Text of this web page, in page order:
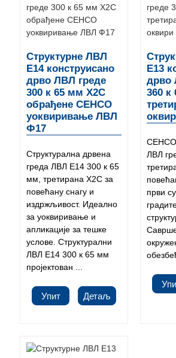
Структурне ЛВЛ
Е14 конструисано
дрво ЛВЛ греде
300 к 65 мм Х2С
обрађене СЕНСО
уоквиривање ЛВЛ
Ф17
Структурална дрвена
греда ЛВЛ Е14 300 к 65
мм, третирана Х2С за
повећану снагу и
издржљивост. Идеално
за уоквиривање и
апликације за тешке
услове. Структурални
ЛВЛ Е14 300 к 65 мм
пројектован ...
Упит Детаљ
Е13
дрво
360
СЕНСО
ЛВЛ
први